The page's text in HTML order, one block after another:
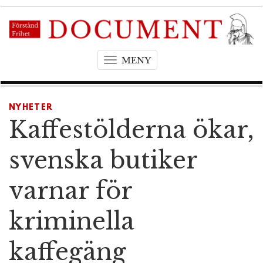
MENYT
g
e
a
NYHETER
Kaffestölderna ökar,
svenska butiker
varnar för
kriminella
kaffegäng